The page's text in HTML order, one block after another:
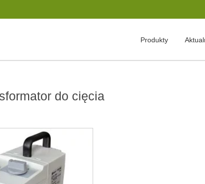
Produkty
do cięcia